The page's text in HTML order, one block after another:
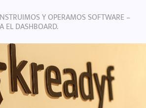
Y OPERAMOS SOFTWARE –
EL DASHBOARD.